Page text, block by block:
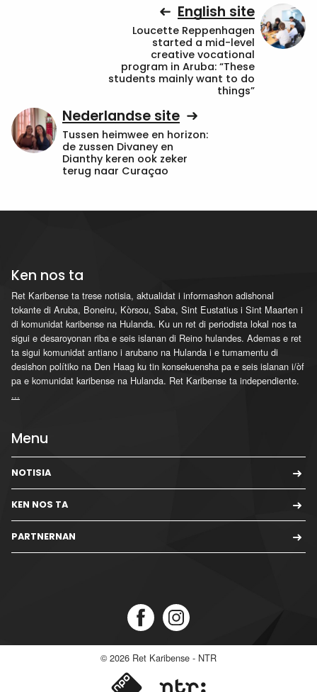
English site
Loucette Reppenhagen
started a mid-level
creative vocational
program in Aruba: “These
students mainly want to do
things”
Nederlandse site
Tussen heimwee en horizon:
de zussen Divaney en
Dianthy keren ook zeker
terug naar Curaçao
Ken nos ta
Ret Karibense ta trese notisia, aktualidat i informashon adishonal
tokante di Aruba, Boneiru, Kòrsou, Saba, Sint Eustatius i Sint Maarten i
di komunidat karibense na Hulanda. Ku un ret di periodista lokal nos ta
sigui e desaroyonan riba e seis islanan di Reino hulandes. Ademas e ret
ta sigui komunidat antiano i arubano na Hulanda i e tumamentu di
desishon polítiko na Den Haag ku tin konsekuensha pa e seis islanan i/òf
pa e komunidat karibense na Hulanda. Ret Karibense ta independiente.
...
Menu
NOTISIA
KEN NOS TA
PARTNERNAN
© 2026 Ret Karibense - NTR